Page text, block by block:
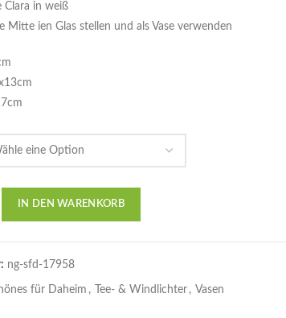
Clara in weiß
Mitte ien Glas stellen und als Vase verwenden
IN DEN WARENKORB
ng-sfd-17958
für Daheim , Tee- & Windlichter , Vasen